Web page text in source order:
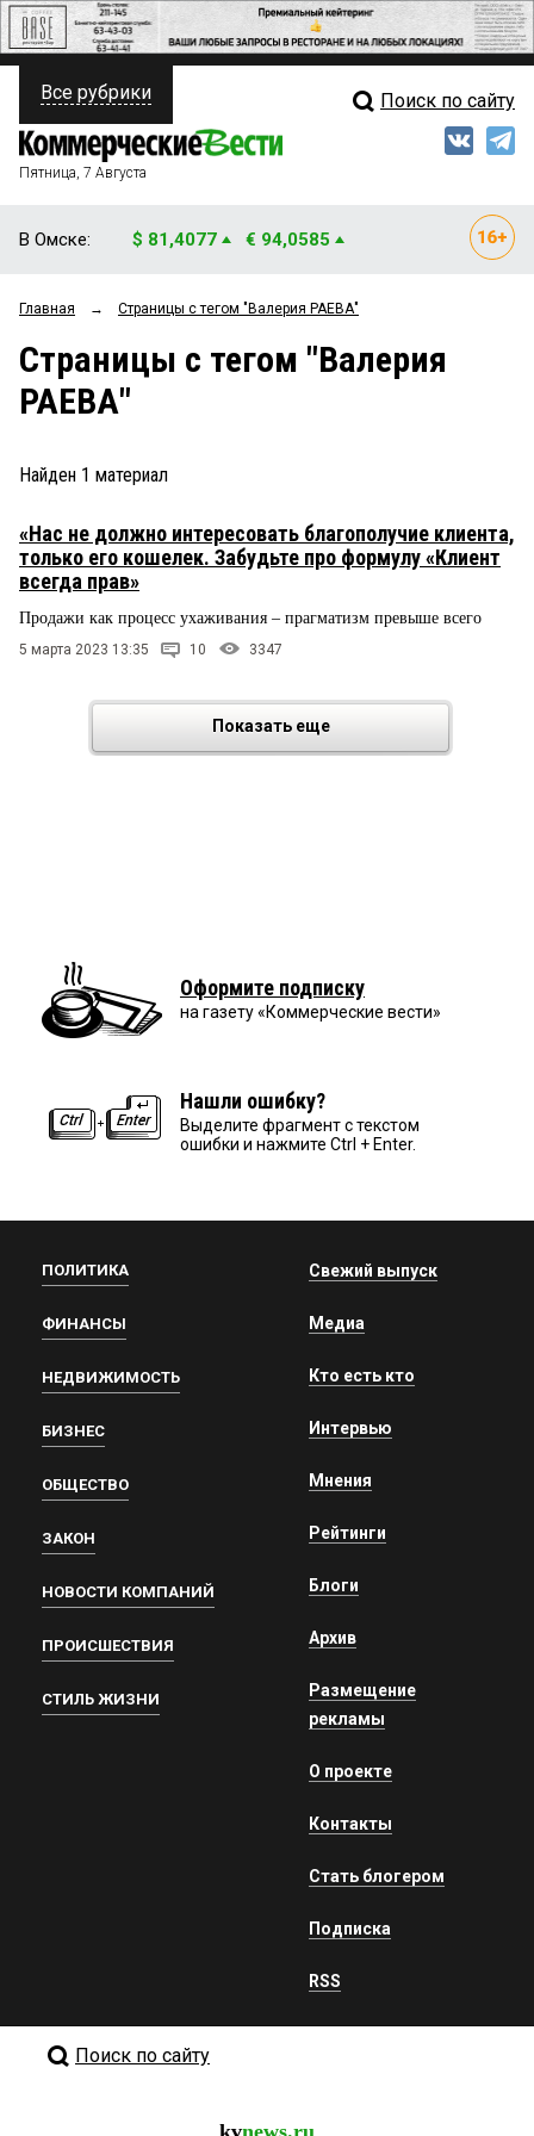
ПОЛИТИКА
ФИНАНСЫ
ОБЩЕСТВО
ЗАКОН
ПРОИСШЕСТВИЯ
СТИЛЬ ЖИЗНИ
Свежий выпуск
Мнения
Рейтинги
Все рубрики Поиск по сайту
Пятница, 7 Августа
В Омске: $ 81,4077 € 94,0585
Главная → Страницы c тегом "Валерия РАЕВА"
Страницы c тегом "Валерия
РАЕВА"
Найден 1 материал
«Нас не должно интересовать благополучие клиента,
только его кошелек. Забудьте про формулу «Клиент
всегда прав»
Продажи как процесс ухаживания – прагматизм превыше всего
5 марта 2023 13:35 10 3347
Показать еще
Оформите подписку
на газету «Коммерческие вести»
Нашли ошибку?
Выделите фрагмент с текстом
ошибки и нажмите Ctrl + Enter.
ПОЛИТИКА
ФИНАНСЫ
НЕДВИЖИМОСТЬ
БИЗНЕС
ОБЩЕСТВО
ЗАКОН
НОВОСТИ КОМПАНИЙ
ПРОИСШЕСТВИЯ
СТИЛЬ ЖИЗНИ
Свежий выпуск
Медиа
Кто есть кто
Интервью
Мнения
Рейтинги
Блоги
Архив
Размещение
рекламы
О проекте
Контакты
Стать блогером
Подписка
RSS
Поиск по сайту
kvnews.ru